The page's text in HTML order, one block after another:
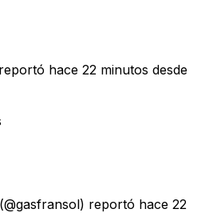
hace 22 minutos desde
(@gasfransol) reportó hace 22